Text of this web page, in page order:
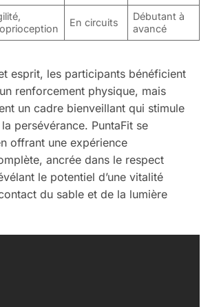
En circuits
Débutant à
avancé
esprit, les participants bénéficient
renforcement physique, mais
un cadre bienveillant qui stimule
persévérance. PuntaFit se
offrant une expérience
ancrée dans le respect
le potentiel d’une vitalité
du sable et de la lumière